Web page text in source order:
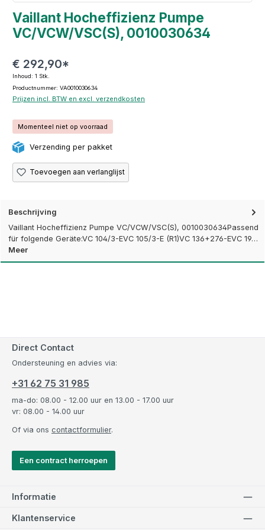
Vaillant Hocheffizienz Pumpe
VC/VCW/VSC(S), 0010030634
€ 292,90*
Inhoud: 1 Stk.
Productnummer: VA0010030634
Prijzen incl. BTW en excl. verzendkosten
Momenteel niet op voorraad
Verzending per pakket
Toevoegen aan verlanglijst
Beschrijving
Vaillant Hocheffizienz Pumpe VC/VCW/VSC(S), 0010030634Passend
für folgende Geräte:VC 104/3-EVC 105/3-E (R1)VC 136+276-EVC 19…
Meer
Direct Contact
Ondersteuning en advies via:
+31 62 75 31 985
ma-do: 08.00 - 12.00 uur en 13.00 - 17.00 uur
vr: 08.00 - 14.00 uur
Of via ons contactformulier.
Een contract herroepen
Informatie
Klantenservice